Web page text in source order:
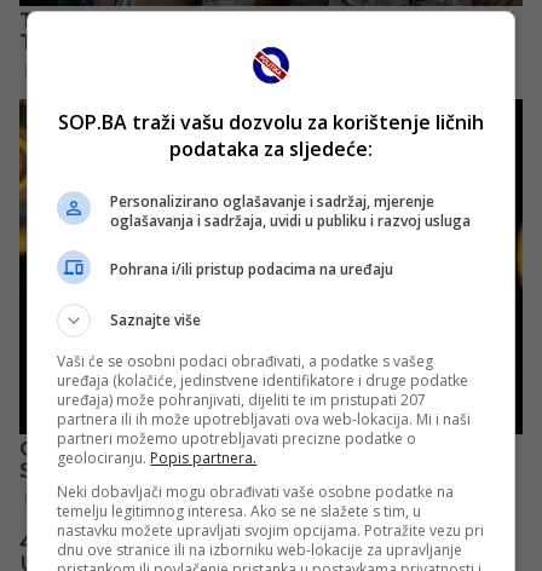
SOP.BA traži vašu dozvolu za korištenje ličnih
podataka za sljedeće:
Personalizirano oglašavanje i sadržaj, mjerenje
oglašavanja i sadržaja, uvidi u publiku i razvoj usluga
Pohrana i/ili pristup podacima na uređaju
Saznajte više
Vaši će se osobni podaci obrađivati, a podatke s vašeg
uređaja (kolačiće, jedinstvene identifikatore i druge podatke
uređaja) može pohranjivati, dijeliti te im pristupati 207
partnera ili ih može upotrebljavati ova web-lokacija. Mi i naši
partneri možemo upotrebljavati precizne podatke o
geolociranju. Popis partnera.
Neki dobavljači mogu obrađivati vaše osobne podatke na
temelju legitimnog interesa. Ako se ne slažete s tim, u
nastavku možete upravljati svojim opcijama. Potražite vezu pri
dnu ove stranice ili na izborniku web-lokacije za upravljanje